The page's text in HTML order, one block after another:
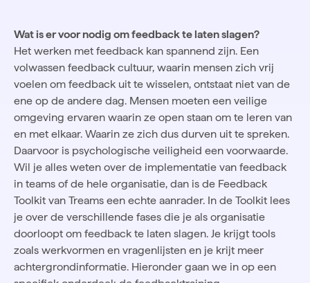
Wat is er voor nodig om feedback te laten slagen?
Het werken met feedback kan spannend zijn. Een
volwassen feedback cultuur, waarin mensen zich vrij
voelen om feedback uit te wisselen, ontstaat niet van de
ene op de andere dag. Mensen moeten een veilige
omgeving ervaren waarin ze open staan om te leren van
en met elkaar. Waarin ze zich dus durven uit te spreken.
Daarvoor is psychologische veiligheid een voorwaarde.
Wil je alles weten over de implementatie van feedback
in teams of de hele organisatie, dan is de Feedback
Toolkit van Treams een echte aanrader. In de Toolkit lees
je over de verschillende fases die je als organisatie
doorloopt om feedback te laten slagen. Je krijgt tools
zoals werkvormen en vragenlijsten en je krijt meer
achtergrondinformatie. Hieronder gaan we in op een